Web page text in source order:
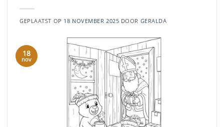
GEPLAATST OP 18 NOVEMBER 2025 DOOR GERALDA
18
nov